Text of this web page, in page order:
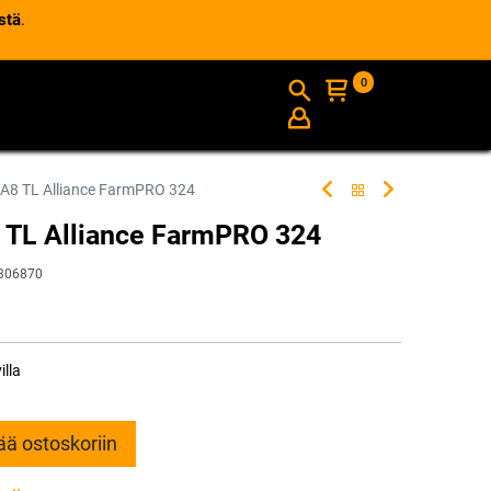
.
INFO
0
TL Alliance FarmPRO 324
Alliance FarmPRO 324
ostoskoriin